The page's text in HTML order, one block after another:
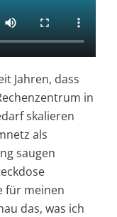
Jahren, dass
in
skalieren
als
saugen
für meinen
das, was ich